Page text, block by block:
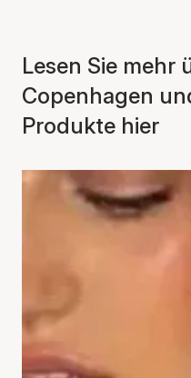
Lesen Sie mehr
Copenhagen
Produkte hier